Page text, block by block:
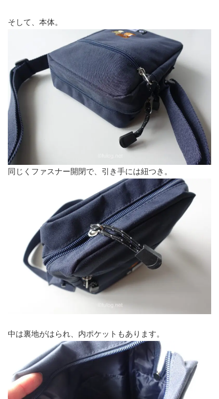
そして、本体。
同じくファスナー開閉で、引き手には紐つき。
中は裏地がはられ、内ポケットもあります。